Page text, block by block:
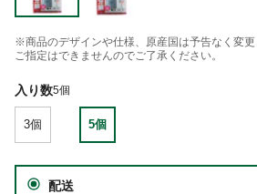
※商品のデザインや仕様、原産国は予告なく変更
ご指定はできませんのでご了承ください。
入り数5個
3個 5個
配送